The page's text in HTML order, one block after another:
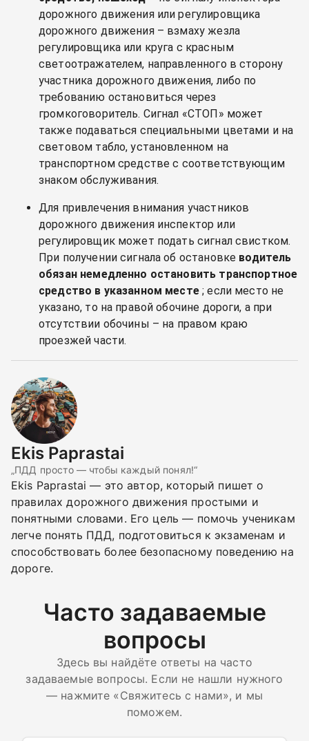
дорожного движения или регулировщика
дорожного движения – взмаху жезла
регулировщика или круга с красным
светоотражателем, направленного в сторону
участника дорожного движения, либо по
требованию остановиться через
громкоговоритель. Сигнал «СТОП» может
также подаваться специальными цветами и на
световом табло, установленном на
транспортном средстве с соответствующим
знаком обслуживания.
Для привлечения внимания участников
дорожного движения инспектор или
регулировщик может подать сигнал свистком.
При получении сигнала об остановке водитель
обязан немедленно остановить транспортное
средство в указанном месте; если место не
указано, то на правой обочине дороги, а при
отсутствии обочины – на правом краю
проезжей части.
Ekis Paprastai
„ПДД просто — чтобы каждый понял!“
Ekis Paprastai — это автор, который пишет о
правилах дорожного движения простыми и
понятными словами. Его цель — помочь ученикам
легче понять ПДД, подготовиться к экзаменам и
способствовать более безопасному поведению на
дороге.
Часто задаваемые
вопросы
Здесь вы найдёте ответы на часто
задаваемые вопросы. Если не нашли нужного
— нажмите «Свяжитесь с нами», и мы
поможем.